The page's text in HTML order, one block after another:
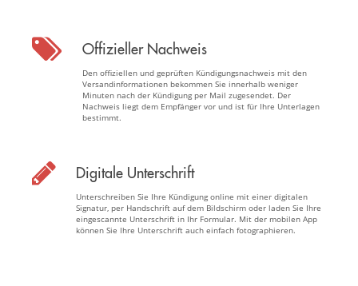
Offizieller Nachweis
Den offiziellen und geprüften Kündigungsnachweis mit den
Versandinformationen bekommen Sie innerhalb weniger
Minuten nach der Kündigung per Mail zugesendet. Der
Nachweis liegt dem Empfänger vor und ist für Ihre Unterlagen
bestimmt.
Digitale Unterschrift
Unterschreiben Sie Ihre Kündigung online mit einer digitalen
Signatur, per Handschrift auf dem Bildschirm oder laden Sie Ihre
eingescannte Unterschrift in Ihr Formular. Mit der mobilen App
können Sie Ihre Unterschrift auch einfach fotographieren.